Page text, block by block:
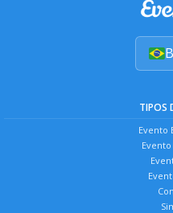
TIPOS
Evento